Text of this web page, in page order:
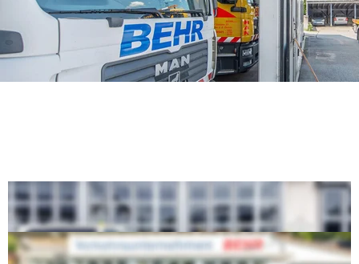
Verkehrsunternehmen
Krankentransporte